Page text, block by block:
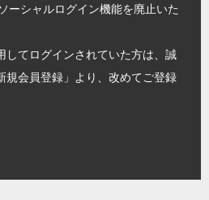
ーシャルログイン機能を廃止いた
してログインされていた方は、誠
規会員登録」より、改めてご登録